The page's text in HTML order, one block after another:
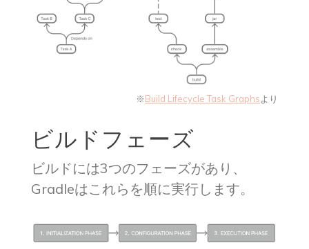
※Build Lifecycle Task Graphsより
ビルドフェーズ
ビルドには3つのフェーズがあり、
Gradleはこれらを順に実行します。